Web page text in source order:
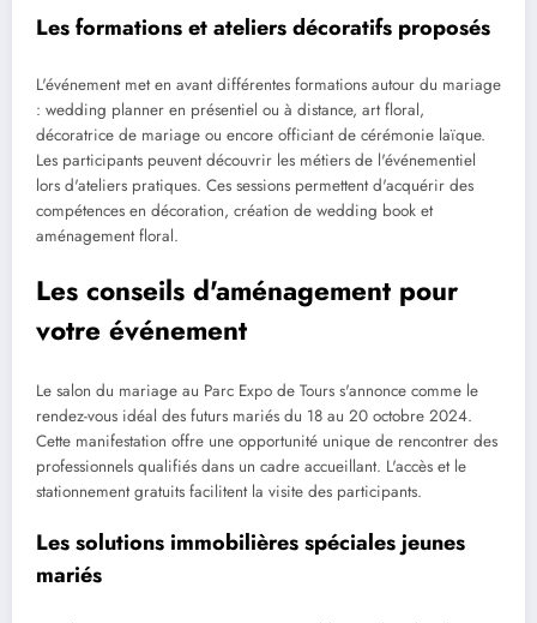
Les formations et ateliers décoratifs proposés
L'événement met en avant différentes formations autour du mariage
: wedding planner en présentiel ou à distance, art floral,
décoratrice de mariage ou encore officiant de cérémonie laïque.
Les participants peuvent découvrir les métiers de l'événementiel
lors d'ateliers pratiques. Ces sessions permettent d'acquérir des
compétences en décoration, création de wedding book et
aménagement floral.
Les conseils d'aménagement pour
votre événement
Le salon du mariage au Parc Expo de Tours s'annonce comme le
rendez-vous idéal des futurs mariés du 18 au 20 octobre 2024.
Cette manifestation offre une opportunité unique de rencontrer des
professionnels qualifiés dans un cadre accueillant. L'accès et le
stationnement gratuits facilitent la visite des participants.
Les solutions immobilières spéciales jeunes
mariés